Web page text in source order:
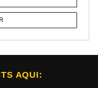
AQUI: